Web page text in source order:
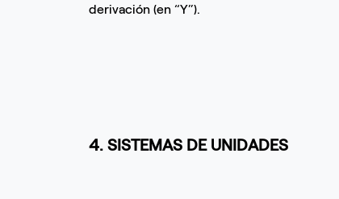
derivación (en “Y”).
4. SISTEMAS DE UNIDADES